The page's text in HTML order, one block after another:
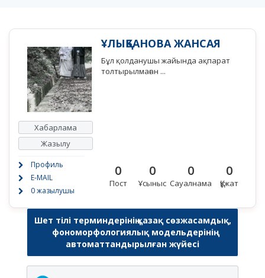
Хабарлама
Жазылу
Профиль
E-MAIL
0 жазылушы
ҰЛЫҚБАНОВА ЖАНСАЯ
Бұл қолданушы жайында ақпарат
толтырылмаған ...
0
Пост
0
Ұсыныс
0
Сауалнама
0
Құжат
Шет тілі терминдерінің қазақ сөзжасамдық,
фономорфологиялық модельдерінің
автоматтандырылған жүйесі